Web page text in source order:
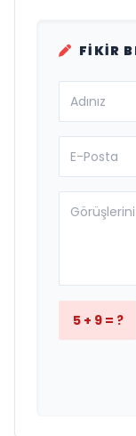
FIKIR
5 + 9 = ?